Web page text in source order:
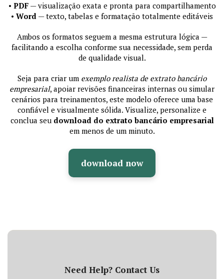
• PDF— visualização exata e pronta para compartilhamento
• Word — texto, tabelas e formatação totalmente editáveis
Ambos os formatos seguem a mesma estrutura lógica —
facilitando a escolha conforme sua necessidade, sem perda
de qualidade visual.
Seja para criar um exemplo realista de extrato bancário
empresarial, apoiar revisões financeiras internas ou simular
cenários para treinamentos, este modelo oferece uma base
confiável e visualmente sólida. Visualize, personalize e
conclua seu download do extrato bancário empresarial
em menos de um minuto.
download now
Need Help? Contact Us